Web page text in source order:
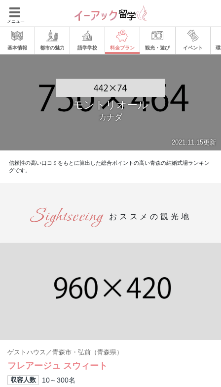
メニュー
基本情報 都市の魅力 語学学校 料金プラン 観光・遊び イベント
モントリオール
カナダ
2021.11.15更新
信頼性の高い口コミをもとに算出した総合ポイントの高い青森の結婚式場ランキン
グです。
おススメの観光地
ゲストハウス 青森市・弘前（青森県）
フレアージュ スウィート
収容人数 10～300名